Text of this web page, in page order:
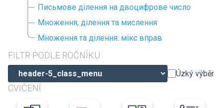
Письмове ділення на двоцифрове число
Множення, ділення та мислення
Множення та ділення: мікс вправ
FILTR PODLE ROČNÍKU
Úzký výběr
CVIČENÍ